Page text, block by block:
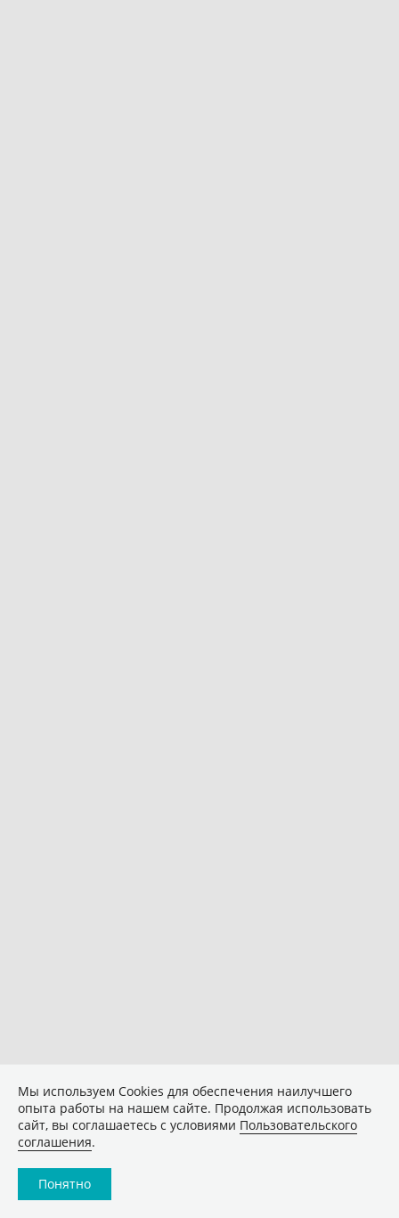
Мы используем Сookies для обеспечения наилучшего
опыта работы на нашем сайте. Продолжая использовать
сайт, вы соглашаетесь с условиями Пользовательского
соглашения.
Понятно